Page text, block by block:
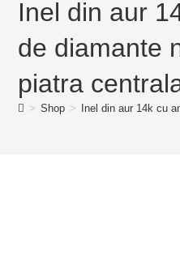
Inel din aur
de diamante
piatra
> Shop > Inel din aur 14k cu